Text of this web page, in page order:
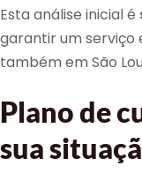
Esta análise inicial é
garantir um serviço
também em São
Plano de
sua